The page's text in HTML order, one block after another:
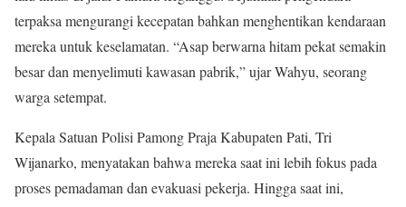
terpaksa mengurangi kecepatan bahkan menghentikan kendaraan
mereka untuk keselamatan. “Asap berwarna hitam pekat semakin
besar dan menyelimuti kawasan pabrik,” ujar Wahyu, seorang
warga setempat.
Kepala Satuan Polisi Pamong Praja Kabupaten Pati, Tri
Wijanarko, menyatakan bahwa mereka saat ini lebih fokus pada
proses pemadaman dan evakuasi pekerja. Hingga saat ini,